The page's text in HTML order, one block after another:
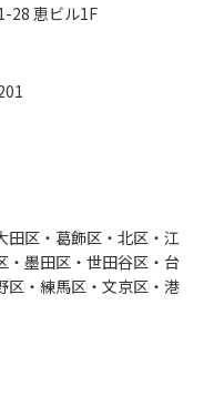
28 恵ビル1F
田区・葛飾区・北区・江
・墨田区・世田谷区・台
区・練馬区・文京区・港